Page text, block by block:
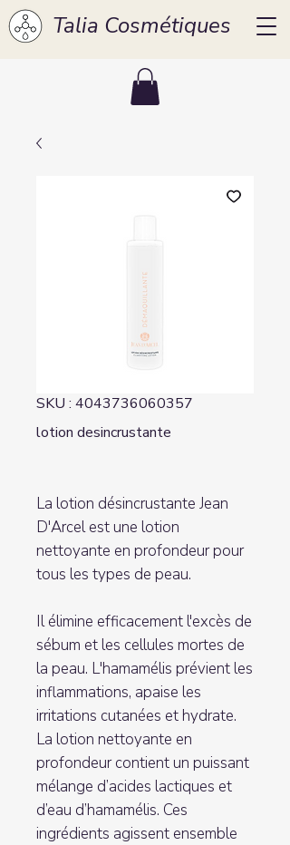
Talia Cosmétiques
SKU : 4043736060357
lotion desincrustante
La lotion désincrustante Jean
D'Arcel est une lotion
nettoyante en profondeur pour
tous les types de peau.
Il élimine efficacement l'excès de
sébum et les cellules mortes de
la peau. L'hamamélis prévient les
inflammations, apaise les
irritations cutanées et hydrate.
La lotion nettoyante en
profondeur contient un puissant
mélange d’acides lactiques et
d’eau d’hamamélis. Ces
ingrédients agissent ensemble